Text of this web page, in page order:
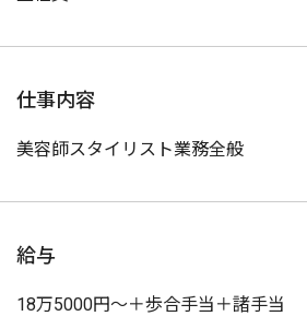
仕事内容
美容師スタイリスト業務全般
給与
18万5000円〜＋歩合手当＋諸手当